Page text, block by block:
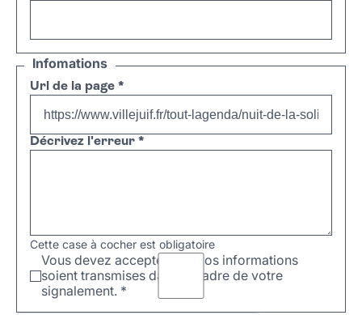
Infomations
Url de la page *
Décrivez l'erreur *
Cette case à cocher est obligatoire
Vous devez accepter que vos informations
soient transmises dans le cadre de votre
signalement. *